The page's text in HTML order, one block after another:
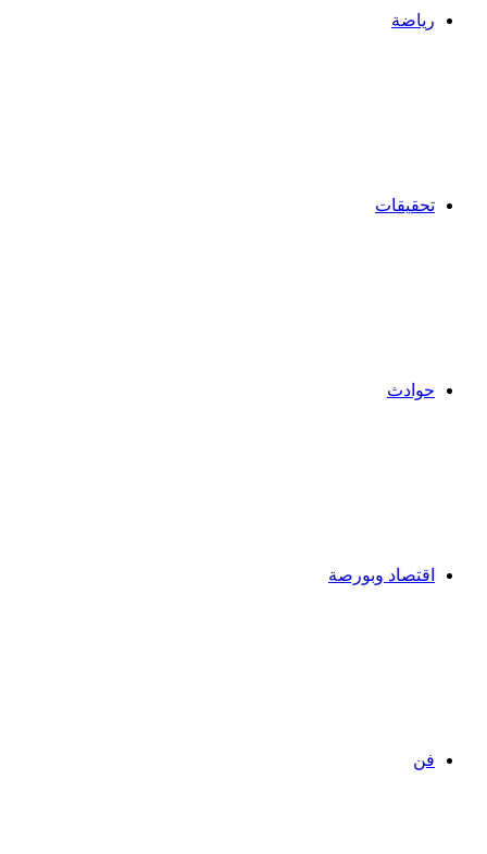
رياضة
تحقيقات
حوادث
اقتصاد وبورصة
فن